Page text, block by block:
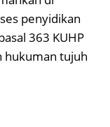
penyidikan
363 KUHP
hukuman tujuh